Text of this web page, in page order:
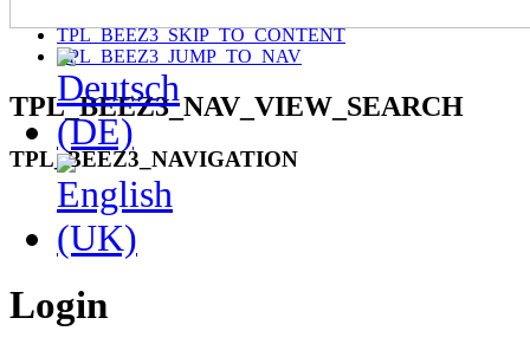
TPL_BEEZ3_SKIP_TO_CONTENT
TPL_BEEZ3_JUMP_TO_NAV
TPL_BEEZ3_NAV_VIEW_SEARCH
TPL_BEEZ3_NAVIGATION
Login